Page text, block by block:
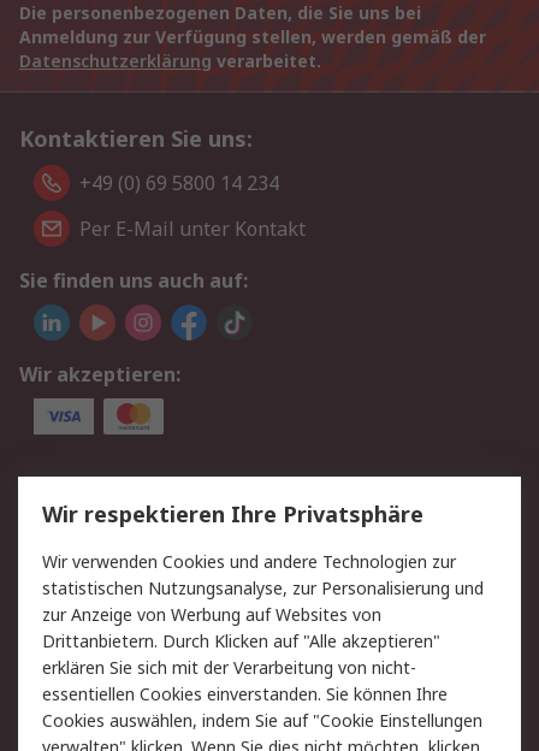
Die personenbezogenen Daten, die Sie uns bei
Anmeldung zur Verfügung stellen, werden gemäß der
Datenschutzerklärung verarbeitet.
Kontaktieren Sie uns:
+49 (0) 69 5800 14 234
Per E-Mail unter Kontakt
Sie finden uns auch auf:
Wir akzeptieren:
Service
Value Added Services
Lieferlösungen
Rücksendungen
Kontakt
Hilfe
Privatkunden
Rechtliches
AGB
Datenschutz
Cookie-Richtlinie
Zahlungsbedingungen
Wir respektieren Ihre Privatsphäre
Wir verwenden Cookies und andere Technologien zur
statistischen Nutzungsanalyse, zur Personalisierung und
zur Anzeige von Werbung auf Websites von
Drittanbietern. Durch Klicken auf "Alle akzeptieren"
erklären Sie sich mit der Verarbeitung von nicht-
essentiellen Cookies einverstanden. Sie können Ihre
Cookies auswählen, indem Sie auf "Cookie Einstellungen